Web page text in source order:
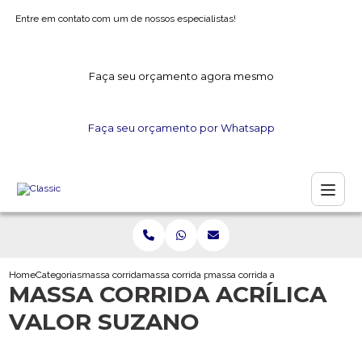
Entre em contato com um de nossos especialistas!
Faça seu orçamento agora mesmo
Faça seu orçamento por Whatsapp
HomeCategoriasmassa corridamassa corrida para parede externa
massa corrida acrilica valor suzano
MASSA CORRIDA ACRÍLICA
VALOR SUZANO